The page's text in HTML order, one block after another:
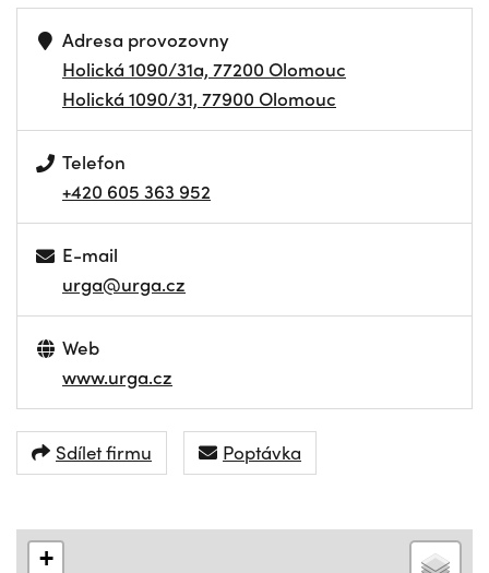
Adresa provozovny
Holická 1090/31a, 77200 Olomouc
Holická 1090/31, 77900 Olomouc
Telefon
+420 605 363 952
E-mail
urga@urga.cz
Web
www.urga.cz
Sdílet firmu Poptávka
+